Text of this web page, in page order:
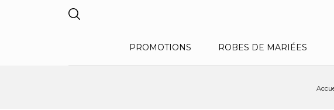
PROMOTIONS ROBES DE MARIÉES